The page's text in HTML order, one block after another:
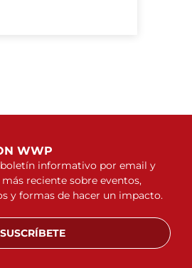
WWP
informativo por email y
reciente sobre eventos,
y formas de hacer un impacto.
SUSCRÍBETE